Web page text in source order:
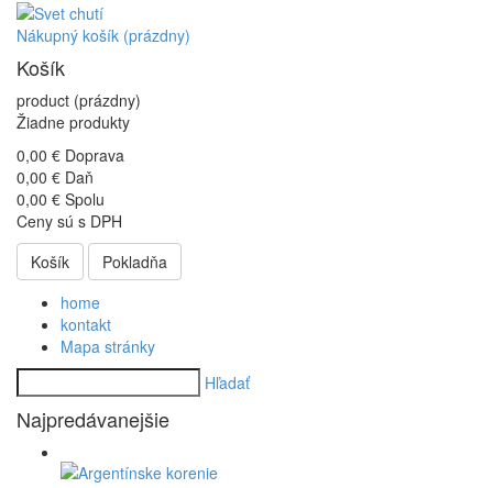
Nákupný košík (prázdny)
Košík
product (prázdny)
Žiadne produkty
0,00 € Doprava
0,00 € Daň
0,00 € Spolu
Ceny sú s DPH
Košík
Pokladňa
home
kontakt
Mapa stránky
Hľadať
Najpredávanejšie